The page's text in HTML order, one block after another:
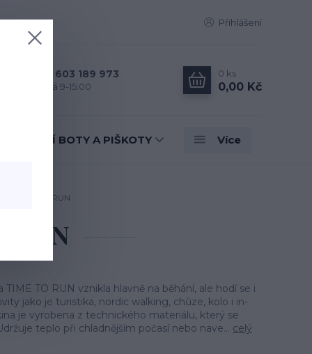
Přihlášení
+420 603 189 973
Po - Pá 9-15:00
0 ks
0,00 Kč
TANEČNÍ BOTY A PIŠKOTY Více
TIME TO RUN
RUN
TIME TO RUN vznikla hlavně na běhání, ale hodí se i
jako je turistika, nordic walking, chůze, kolo i in-
je vyrobena z technického materiálu, který se
teplo při chladnějším počasí nebo nave... celý